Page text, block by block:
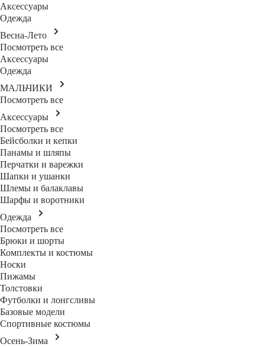
Аксессуары
Одежда
Весна-Лето
Посмотреть все
Аксессуары
Одежда
МАЛЬЧИКИ
Посмотреть все
Аксессуары
Посмотреть все
Бейсболки и кепки
Панамы и шляпы
Перчатки и варежки
Шапки и ушанки
Шлемы и балаклавы
Шарфы и воротники
Одежда
Посмотреть все
Брюки и шорты
Комплекты и костюмы
Носки
Пижамы
Толстовки
Футболки и лонгсливы
Базовые модели
Спортивные костюмы
Осень-Зима